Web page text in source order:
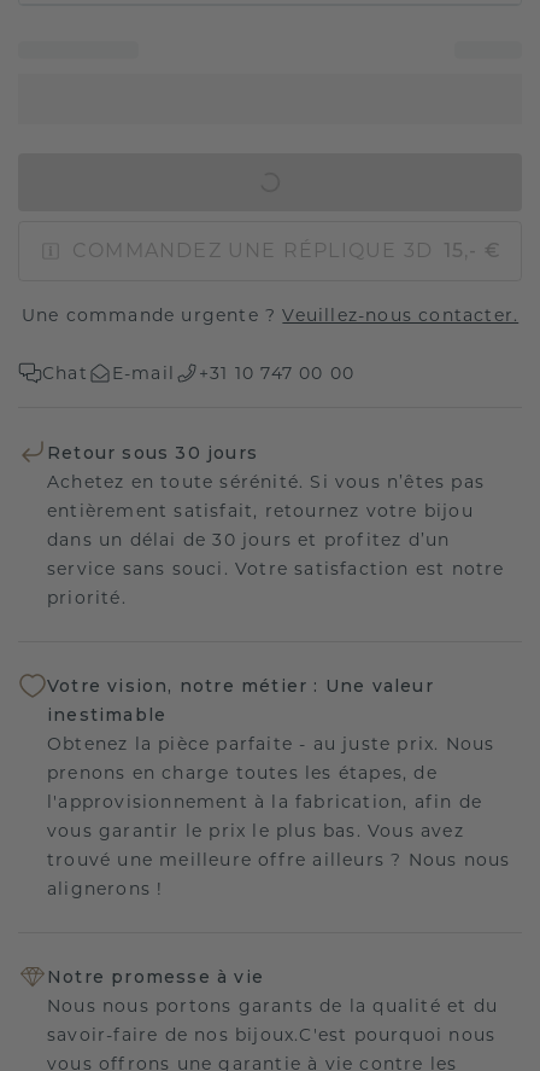
COMMANDEZ UNE RÉPLIQUE 3D 15,- €
Une commande urgente ?Veuillez-nous contacter.
Chat E-mail +31 10 747 00 00
Retour sous 30 jours
Achetez en toute sérénité. Si vous n’êtes pas
entièrement satisfait, retournez votre bijou
dans un délai de 30 jours et profitez d’un
service sans souci. Votre satisfaction est notre
priorité.
Votre vision, notre métier : Une valeur
inestimable
Obtenez la pièce parfaite - au juste prix. Nous
prenons en charge toutes les étapes, de
l'approvisionnement à la fabrication, afin de
vous garantir le prix le plus bas. Vous avez
trouvé une meilleure offre ailleurs ? Nous nous
alignerons !
Notre promesse à vie
Nous nous portons garants de la qualité et du
savoir-faire de nos bijoux.C'est pourquoi nous
vous offrons une garantie à vie contre les